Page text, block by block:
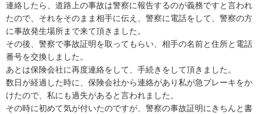
連絡したら、道路上の事故は警察に報告するのが義務ですと言われ
たので、それをそのまま相手に伝え、警察に電話をして、警察の方
に事故発生場所まで来て頂きました。
その後、警察で事故証明を取ってもらい、相手の名前と住所と電話
番号を交換しました。
あとは保険会社に再度連絡をして、手続きをして頂きました。
数日が経過した時に、保険会社から連絡があり私が急ブレーキをか
けたので、私にも過失があると言われました。
その時に初めて気が付いたのですが、警察の事故証明にきちんと書